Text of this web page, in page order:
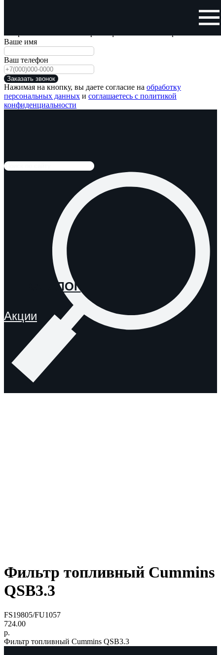
Ваше имя
Ваш телефон
Заказать звонок
Нажимая на кнопку, вы даете согласие на обработку
персональных данных и соглашаетесь с политикой
конфиденциальности
КАТАЛОГ
Акции
Фильтр топливный Cummins
QSB3.3
FS19805/FU1057
724.00
р.
Фильтр топливный Cummins QSB3.3